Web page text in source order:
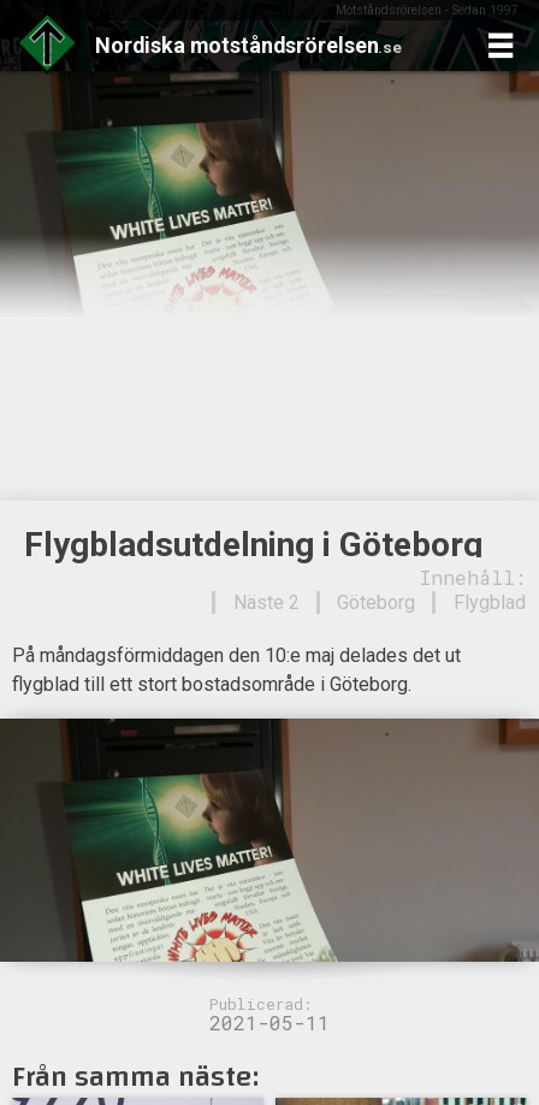
Motståndsrörelsen - Sedan 1997
Nordiska motståndsrörelsen.se
content
Flygbladsutdelning i Göteborg
Innehåll:
Flygblad
Göteborg
Näste 2
På måndagsförmiddagen den 10:e maj delades det ut
flygblad till ett stort bostadsområde i Göteborg.
Publicerad:
2021-05-11
Från samma näste: